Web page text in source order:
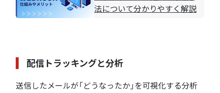
法について分かりやすく解説
配信トラッキングと分析
送信したメールが「どうなったか」を可視化する分析